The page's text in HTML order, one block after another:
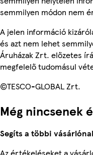
semmilyen módon nem
A jelen információ
és azt nem lehet
Áruházak Zrt. előzetes
megfelelő tudomásul
©TESCO-GLOBAL Zrt.
Még nincsenek
Segíts a többi